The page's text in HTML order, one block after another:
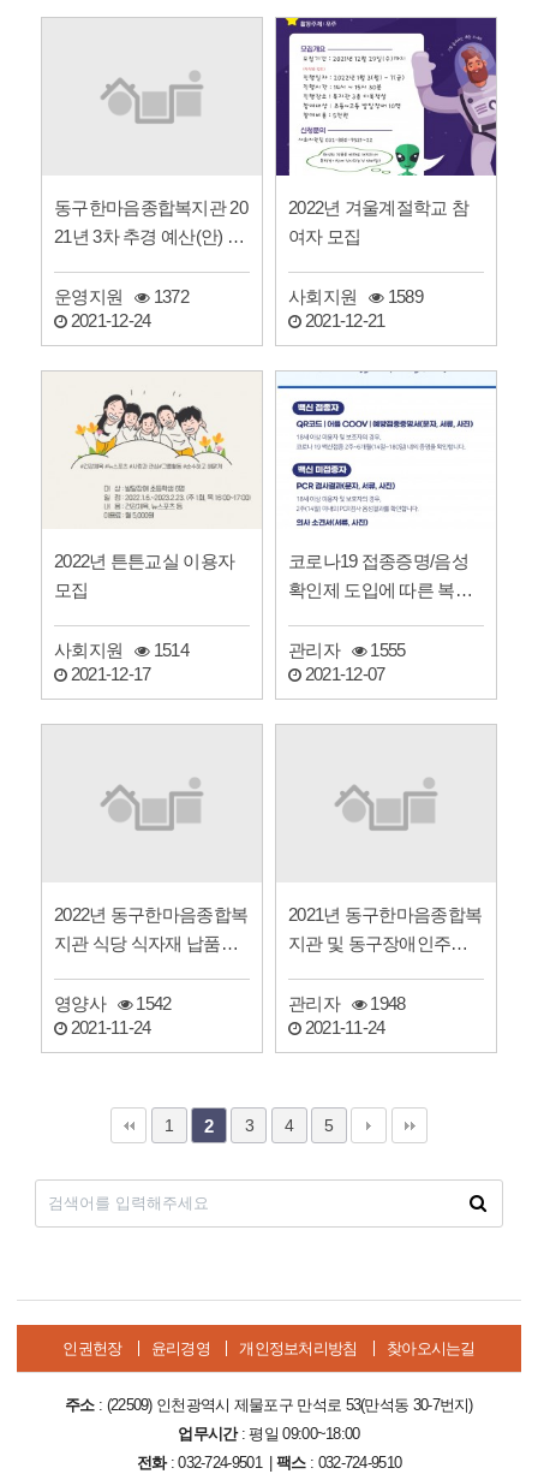
동구한마음종합복지관 20
21년 3차 추경 예산(안) 공
운영지원
1372
2021-12-24
2022년 겨울계절학교 참
여자 모집
사회지원
1589
2021-12-21
2022년 튼튼교실 이용자
모집
사회지원
1514
2021-12-17
코로나19 접종증명/음성
확인제 도입에 따른 복지
관리자
1555
2021-12-07
2022년 동구한마음종합복
지관 식당 식자재 납품업
영양사
1542
2021-11-24
2021년 동구한마음종합복
지관 및 동구장애인주간
…
관리자
1948
2021-11-24
1 2 3 4 5
인권헌장 윤리경영 개인정보처리방침 찾아오시는길
주소: (22509) 인천광역시 제물포구 만석로 53(만석동 30-7번지)
업무시간: 평일 09:00~18:00
전화: 032-724-9501 |팩스: 032-724-9510